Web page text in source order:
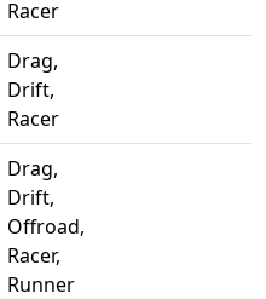
Racer
Drag,
Drift,
Racer
Drag,
Drift,
Offroad,
Racer,
Runner